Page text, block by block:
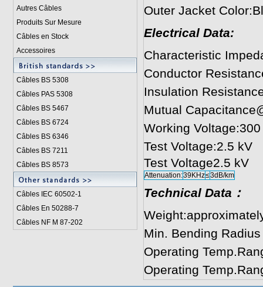
Autres Câbles
Produits Sur Mesure
Câbles en Stock
Accessoires
Câbles BS 5308
Câbles PAS 5308
Câbles BS 5467
Câbles BS 6724
Câbles BS 6346
Câbles BS 7211
Câbles BS 8573
Câbles IEC 60502-1
Câbles En 50288-7
Câbles NF M 87-202
Outer Jacket
Electrical Data:
Characteristic
Conductor
Insulation
Mutual
Working Voltage:300
Test Voltage:2.5 kV
Test Voltage2.5 kV
Attenuation:39KHz≤3dB/km
Technical Data：
Min. Bending
Operating
Operating